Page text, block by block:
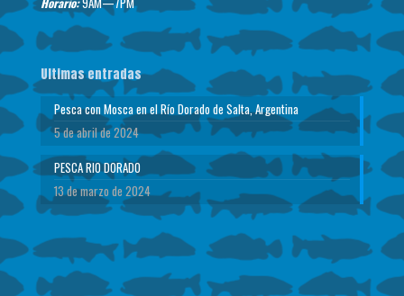
Ultimas entradas
Pesca con Mosca en el Río Dorado de Salta, Argentina
5 de abril de 2024
PESCA RIO DORADO
13 de marzo de 2024